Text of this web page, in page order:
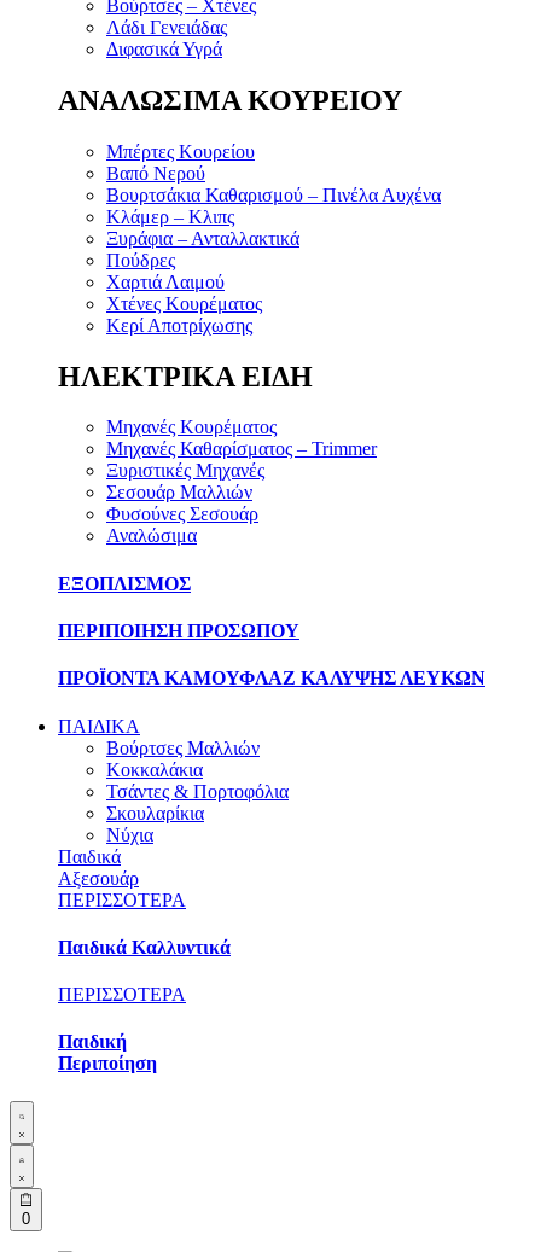
Βούρτσες – Χτένες
Λάδι Γενειάδας
Διφασικά Υγρά
ΑΝΑΛΩΣΙΜΑ ΚΟΥΡΕΙΟΥ
Μπέρτες Κουρείου
Βαπό Νερού
Βουρτσάκια Καθαρισμού – Πινέλα Αυχένα
Κλάμερ – Κλιπς
Ξυράφια – Ανταλλακτικά
Πούδρες
Χαρτιά Λαιμού
Χτένες Κουρέματος
Κερί Αποτρίχωσης
ΗΛΕΚΤΡΙΚΑ ΕΙΔΗ
Μηχανές Κουρέματος
Μηχανές Καθαρίσματος – Trimmer
Ξυριστικές Μηχανές
Σεσουάρ Μαλλιών
Φυσούνες Σεσουάρ
Αναλώσιμα
ΕΞΟΠΛΙΣΜΟΣ
ΠΕΡΙΠΟΙΗΣΗ ΠΡΟΣΩΠΟΥ
ΠΡΟΪΟΝΤΑ ΚΑΜΟΥΦΛΑΖ ΚΑΛΥΨΗΣ ΛΕΥΚΩΝ
ΠΑΙΔΙΚΑ
Βούρτσες Μαλλιών
Κοκκαλάκια
Τσάντες & Πορτοφόλια
Σκουλαρίκια
Νύχια
Παιδικά
Αξεσουάρ
ΠΕΡΙΣΣΟΤΕΡΑ
Παιδικά Καλλυντικά
ΠΕΡΙΣΣΟΤΕΡΑ
Παιδική
Περιποίηση
Search
open
Open
Account
details
0Open
cart